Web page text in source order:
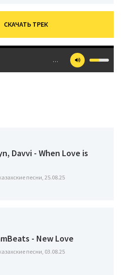
СКАЧАТЬ ТРЕК
…
Davvi - When Love is
песни, 25.08.25
- New Love
песни, 03.08.25